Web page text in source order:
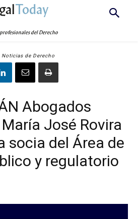
Today
del Derecho
Noticias de Derecho
Abogados
José Rovira
socia del Área de
y regulatorio